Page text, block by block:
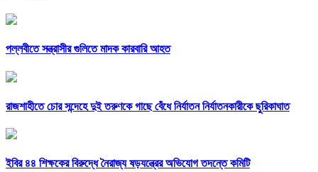
পল্লবীতে সন্ত্রাসীর গুলিতে মাদক কারবারি আহত
রাজশাহীতে চোর সন্দেহে দুই তরুণকে গাছে বেঁধে নির্যাতন নির্যাতনকারীকে ছুরিকাঘাত
ইবির ৪৪ শিক্ষকের বিরুদ্ধে নৈরাজ্য ষড়যন্ত্রের অভিযোগ তদন্তে কমিটি